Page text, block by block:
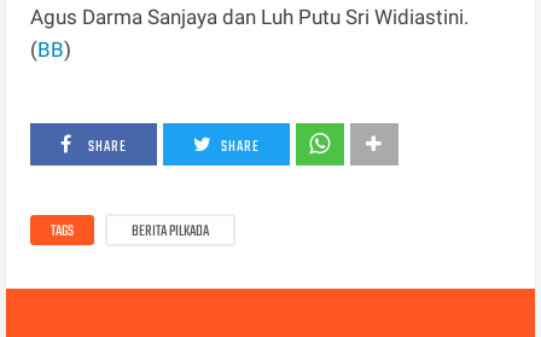
Agus Darma Sanjaya dan Luh Putu Sri Widiastini.
(BB)
SHARE SHARE
TAGS BERITA PILKADA